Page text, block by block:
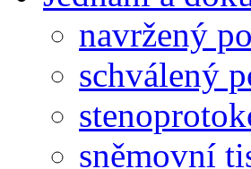
navržený
schválený
sněmovní